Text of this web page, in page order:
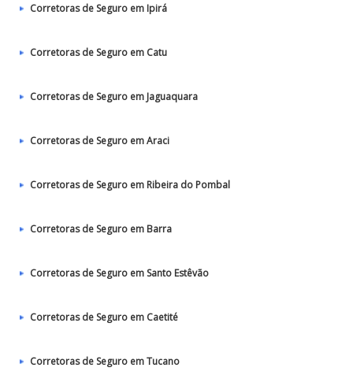
Corretoras de Seguro em Ipirá
Corretoras de Seguro em Catu
Corretoras de Seguro em Jaguaquara
Corretoras de Seguro em Araci
Corretoras de Seguro em Ribeira do Pombal
Corretoras de Seguro em Barra
Corretoras de Seguro em Santo Estêvão
Corretoras de Seguro em Caetité
Corretoras de Seguro em Tucano